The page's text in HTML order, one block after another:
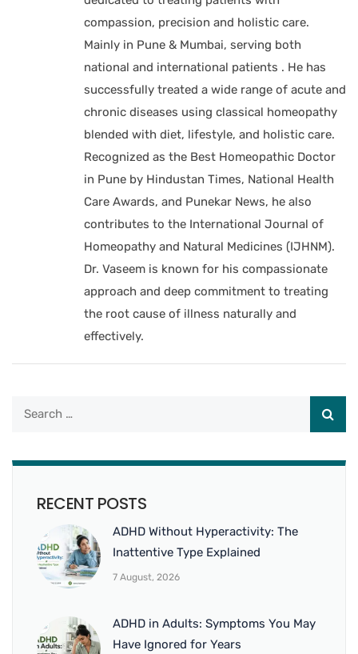
compassion, precision and holistic care.
Mainly in Pune & Mumbai, serving both
national and international patients . He has
successfully treated a wide range of acute and
chronic diseases using classical homeopathy
blended with diet, lifestyle, and holistic care.
Recognized as the Best Homeopathic Doctor
in Pune by Hindustan Times, National Health
Care Awards, and Punekar News, he also
contributes to the International Journal of
Homeopathy and Natural Medicines (IJHNM).
Dr. Vaseem is known for his compassionate
approach and deep commitment to treating
the root cause of illness naturally and
effectively.
RECENT POSTS
ADHD Without Hyperactivity: The
Inattentive Type Explained
7 August, 2026
ADHD in Adults: Symptoms You May
Have Ignored for Years